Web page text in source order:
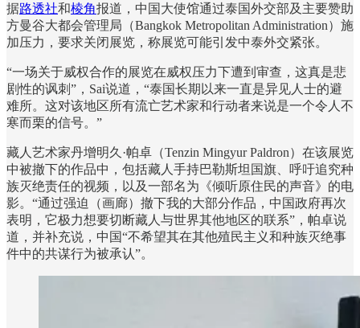
据路透社和棱角报道，中国大使馆通过泰国外交部及主要赞助
方曼谷大都会管理局（Bangkok Metropolitan Administration）施
加压力，要求关闭展览，称展览可能引发中泰外交紧张。
“一场关于威权合作的展览在威权压力下遭到审查，这真是悲
剧性的讽刺”，Sai说道，“泰国长期以来一直是异见人士的避
难所。这对该地区所有流亡艺术家和行动者来说是一个令人不
寒而栗的信号。”
藏人艺术家丹增明久·帕卓（Tenzin Mingyur Paldron）在该展览
中被撤下的作品中，包括藏人手持巴勒斯坦国旗、呼吁追究种
族灭绝责任的视频，以及一部名为《倾听原住民的声音》的电
影。“通过强迫（画廊）撤下我的大部分作品，中国政府再次
表明，它极力想要切断藏人与世界其他地区的联系”，帕卓说
道，并补充说，中国“不希望其在其他殖民主义和种族灭绝事
件中的共谋行为被承认”。